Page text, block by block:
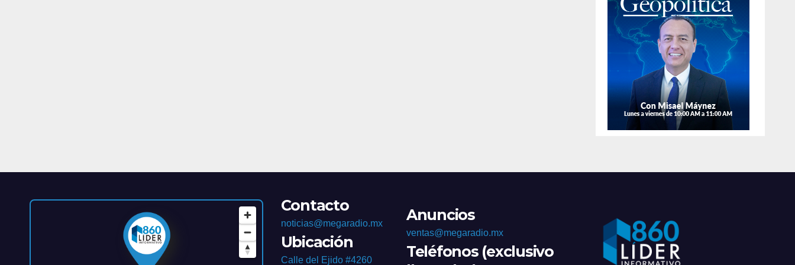
vigente en
sectores de la
localidad.
un arma en
colonia
Anáhuac.
Contacto
noticias@megaradio.mx
Ubicación
Calle del Ejido #4260
Anuncios
ventas@megaradio.mx
Teléfonos (exclusivo